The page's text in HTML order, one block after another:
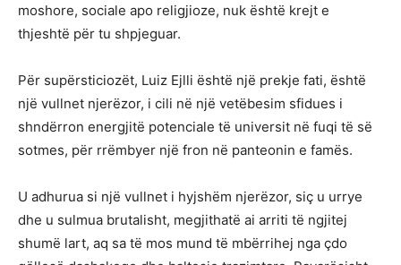
moshore, sociale apo religjioze, nuk është krejt e
thjeshtë për tu shpjeguar.
Për supërsticiozët, Luiz Ejlli është një prekje fati, është
një vullnet njerëzor, i cili në një vetëbesim sfidues i
shndërron energjitë potenciale të universit në fuqi të së
sotmes, për rrëmbyer një fron në panteonin e famës.
U adhurua si një vullnet i hyjshëm njerëzor, siç u urrye
dhe u sulmua brutalisht, megjithatë ai arriti të ngjitej
shumë lart, aq sa të mos mund të mbërrihej nga çdo